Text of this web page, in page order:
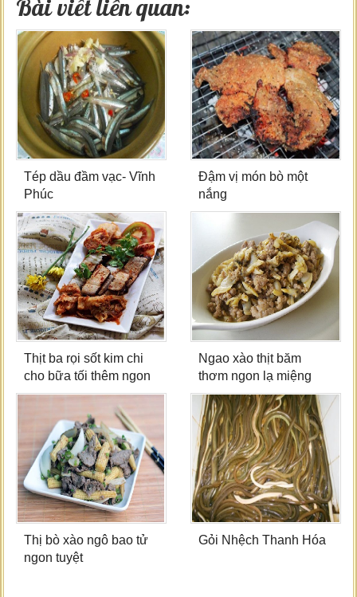
Bài viết liên quan:
Tép dầu đầm vạc- Vĩnh
Phúc
Đậm vị món bò một
nắng
Thịt ba rọi sốt kim chi
cho bữa tối thêm ngon
Ngao xào thịt băm
thơm ngon lạ miệng
Thị bò xào ngô bao tử
ngon tuyệt
Gỏi Nhệch Thanh Hóa